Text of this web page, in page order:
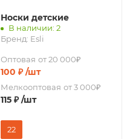
Носки детские
В наличии: 2
Бренд: Esli
Оптовая от 20 000₽
100 ₽ /шт
Мелкооптовая от 3 000₽
115₽ /шт
22